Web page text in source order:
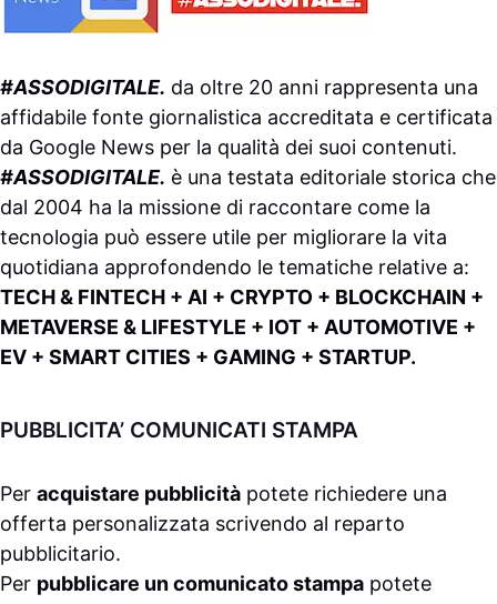
#ASSODIGITALE. da oltre 20 anni rappresenta una
affidabile fonte giornalistica accreditata e certificata
da Google News per la qualità dei suoi contenuti.
#ASSODIGITALE. è una testata editoriale storica che
dal 2004 ha la missione di raccontare come la
tecnologia può essere utile per migliorare la vita
quotidiana approfondendo le tematiche relative a:
TECH & FINTECH + AI + CRYPTO + BLOCKCHAIN +
METAVERSE & LIFESTYLE + IOT + AUTOMOTIVE +
EV + SMART CITIES + GAMING + STARTUP.
PUBBLICITA’ COMUNICATI STAMPA
Per acquistare pubblicità potete richiedere una
offerta personalizzata scrivendo al reparto
pubblicitario.
Per pubblicare un comunicato stampa potete